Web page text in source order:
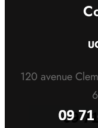
120 avenue